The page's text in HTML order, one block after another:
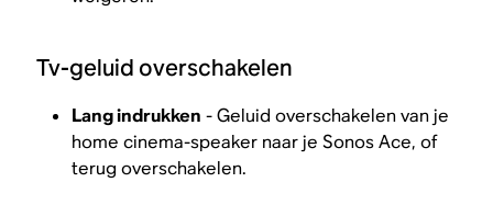
Tv-geluid overschakelen
Lang indrukken - Geluid overschakelen van je
home cinema-speaker naar je Sonos Ace, of
terug overschakelen.